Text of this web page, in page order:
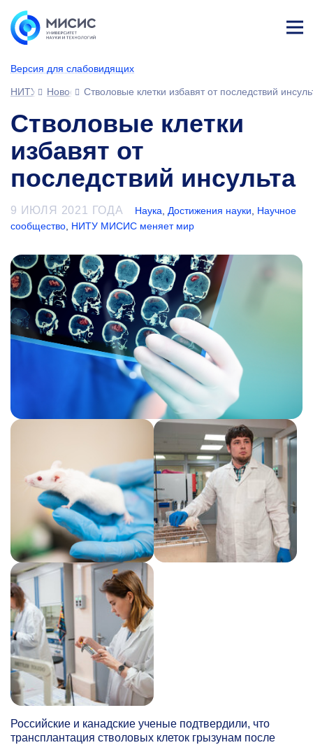
Версия для слабовидящих
ине
НИТУ МИСИС
НовостиСтволовые клетки избавят от последствий
Стволовые клетки
избавят от
последствий инсульта
9 ИЮЛЯ 2021 ГОДА Наука Достижения науки
Научное
сообщество НИТУ МИСИС меняет мир
Российские и канадские ученые подтвердили, что
трансплантация стволовых клеток грызунам после